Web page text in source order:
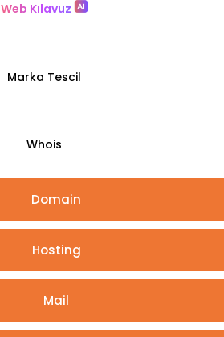
Web Kılavuz
Marka Tescil
Whois
Domain
Hosting
Mail